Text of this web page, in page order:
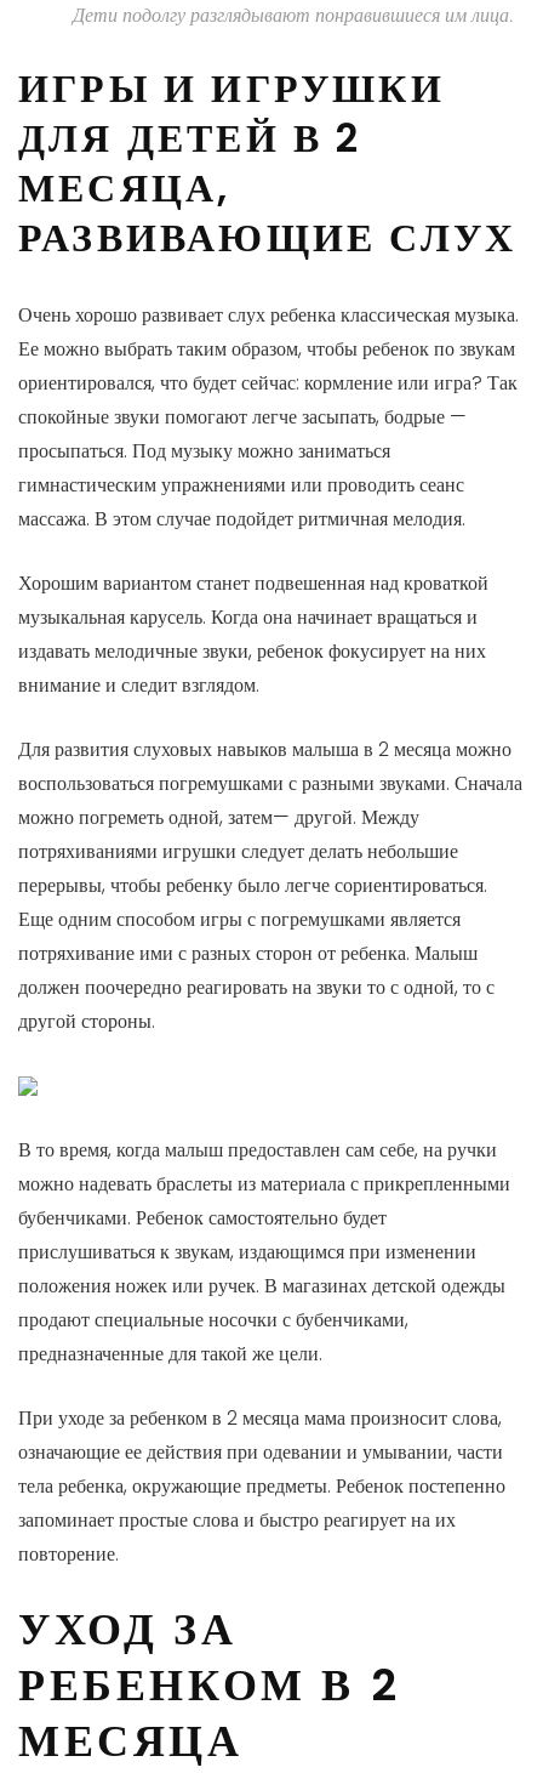
Дети подолгу разглядывают понравившиеся им лица.
ИГРЫ И ИГРУШКИ
ДЛЯ ДЕТЕЙ В 2
МЕСЯЦА,
РАЗВИВАЮЩИЕ СЛУХ
Очень хорошо развивает слух ребенка классическая музыка.
Ее можно выбрать таким образом, чтобы ребенок по звукам
ориентировался, что будет сейчас: кормление или игра? Так
спокойные звуки помогают легче засыпать, бодрые —
просыпаться. Под музыку можно заниматься
гимнастическим упражнениями или проводить сеанс
массажа. В этом случае подойдет ритмичная мелодия.
Хорошим вариантом станет подвешенная над кроваткой
музыкальная карусель. Когда она начинает вращаться и
издавать мелодичные звуки, ребенок фокусирует на них
внимание и следит взглядом.
Для развития слуховых навыков малыша в 2 месяца можно
воспользоваться погремушками с разными звуками. Сначала
можно погреметь одной, затем— другой. Между
потряхиваниями игрушки следует делать небольшие
перерывы, чтобы ребенку было легче сориентироваться.
Еще одним способом игры с погремушками является
потряхивание ими с разных сторон от ребенка. Малыш
должен поочередно реагировать на звуки то с одной, то с
другой стороны.
В то время, когда малыш предоставлен сам себе, на ручки
можно надевать браслеты из материала с прикрепленными
бубенчиками. Ребенок самостоятельно будет
прислушиваться к звукам, издающимся при изменении
положения ножек или ручек. В магазинах детской одежды
продают специальные носочки с бубенчиками,
предназначенные для такой же цели.
При уходе за ребенком в 2 месяца мама произносит слова,
означающие ее действия при одевании и умывании, части
тела ребенка, окружающие предметы. Ребенок постепенно
запоминает простые слова и быстро реагирует на их
повторение.
УХОД ЗА
РЕБЕНКОМ В 2
МЕСЯЦА